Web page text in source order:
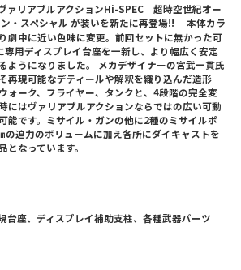
ァリアブルアクションHi-SPEC 超時空世紀オー
・スペシャル が装いを新たに再登場!! 本体カラ
劇中に近い色味に変更。前回セットに無かった可
用ディスプレイ台座を一新し、より幅広く安定
ようになりました。 メカデザイナーの宮武一貫氏
再現可能なデティールや解釈を織り込んだ造形
ォーク、フライヤー、タンクと、4段階の完全変
にはヴァリアブルアクションならではの広い可動
能です。ミサイル・ガンの他に2種のミサイルポ
の迫力のボリュームに加え各所にダイキャストを
なっています。
台座、ディスプレイ補助支柱、各種武器パーツ